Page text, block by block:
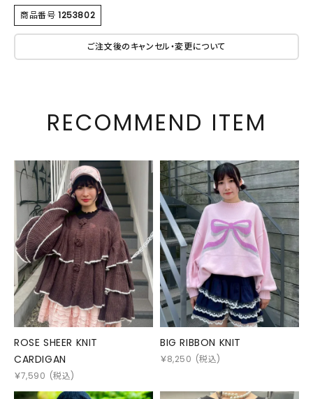
商品番号 1253802
ご注文後のキャンセル・変更について
RECOMMEND ITEM
ROSE SHEER KNIT
CARDIGAN
￥7,590 (税込)
BIG RIBBON KNIT
￥8,250 (税込)